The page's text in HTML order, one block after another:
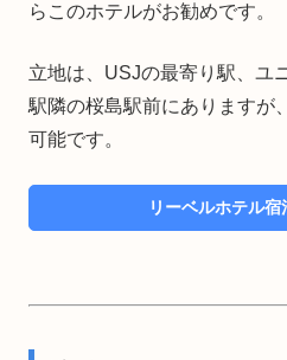
らこのホテルがお勧めです。
立地は、USJの最寄り駅、ユ
駅隣の桜島駅前にありますが
可能です。
リーベルホテル